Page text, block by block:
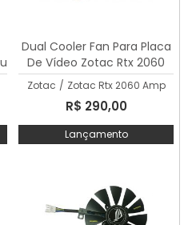
Dual Cooler Fan Para Placa
De Vídeo Zotac Rtx 2060
Amp
Zotac / Zotac Rtx 2060 Amp
R$ 290,00
Lançamento